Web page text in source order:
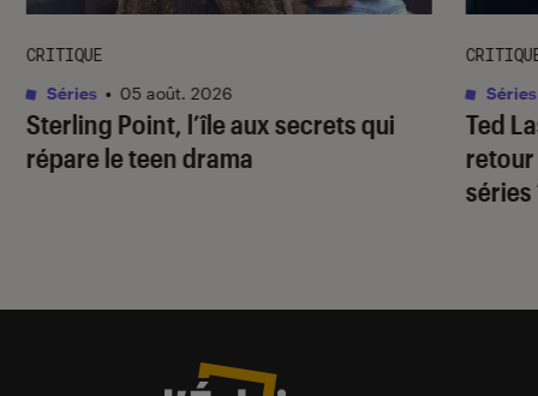
Sterling Point, l’île aux secrets qui
répare le teen drama
CRITIQUE
Séries • 05 août. 2026
Ted
retour
séries
Séries